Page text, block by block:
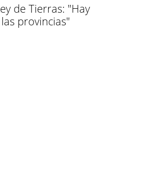
de Tierras: "Hay
provincias"